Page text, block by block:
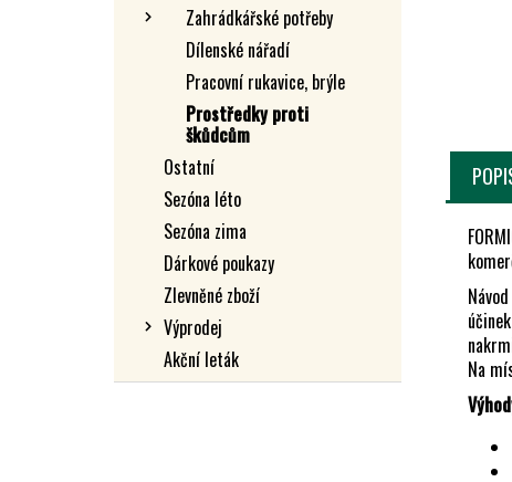
Zahrádkářské potřeby
Dílenské nářadí
Pracovní rukavice, brýle
Prostředky proti
škůdcům
Ostatní
Sezóna léto
Sezóna zima
Dárkové poukazy
Zlevněné zboží
Výprodej
Akční leták
Na